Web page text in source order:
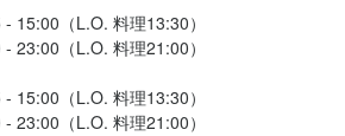
15:00（L.O. 料理13:30）
23:00（L.O. 料理21:00）
15:00（L.O. 料理13:30）
23:00（L.O. 料理21:00）